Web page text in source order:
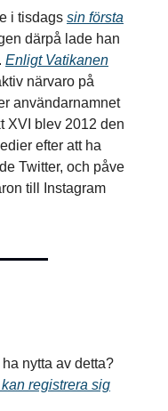
i tisdags sin första
därpå lade han
Enligt Vatikanen
närvaro på
användarnamnet
XVI blev 2012 den
efter att ha
Twitter, och påve
till Instagram
nytta av detta?
registrera sig